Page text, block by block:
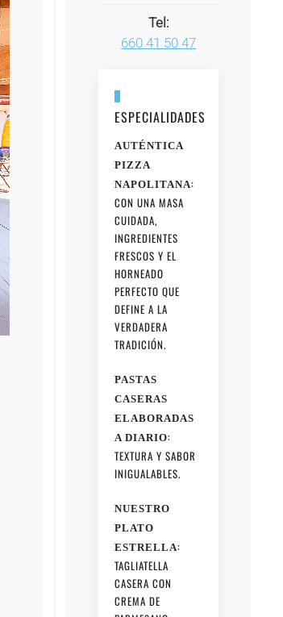
Tel:
660 41 50 47
ESPECIALIDADES
AUTÉNTICA
PIZZA
NAPOLITANA:
CON UNA MASA
CUIDADA,
INGREDIENTES
FRESCOS Y EL
HORNEADO
PERFECTO QUE
DEFINE A LA
VERDADERA
TRADICIÓN.
PASTAS
CASERAS
ELABORADAS
A DIARIO:
TEXTURA Y SABOR
INIGUALABLES.
NUESTRO
PLATO
ESTRELLA:
TAGLIATELLA
CASERA CON
CREMA DE